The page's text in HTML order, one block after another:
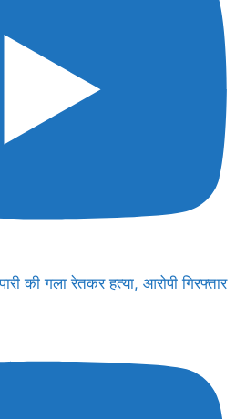
की गला रेतकर हत्या, आरोपी गिरफ्तार